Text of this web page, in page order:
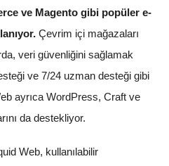
ve Magento gibi popüler e-
Çevrim içi mağazaları
veri güvenliğini sağlamak
ve 7/24 uzman desteği gibi
ayrıca WordPress, Craft ve
da destekliyor.
Web, kullanılabilir